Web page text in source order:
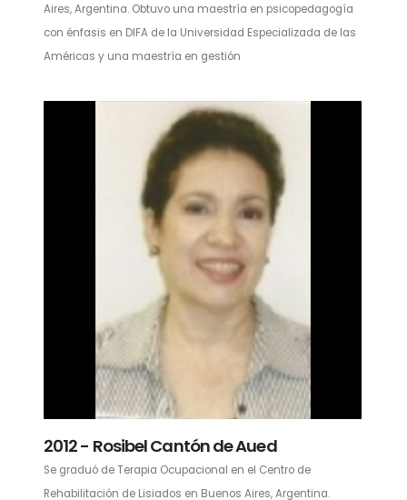
Aires, Argentina. Obtuvo una maestría en psicopedagogía
con énfasis en DIFA de la Universidad Especializada de las
Américas y una maestría en gestión
2012 - Rosibel Cantón de Aued
Se graduó de Terapia Ocupacional en el Centro de
Rehabilitación de Lisiados en Buenos Aires, Argentina.